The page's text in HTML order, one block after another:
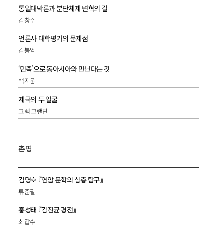
통일대박론과 분단체제 변혁의 길
김창수
언론사 대학평가의 문제점
김봉억
‘민족’으로 동아시아와 만난다는 것
백지운
제국의 두 얼굴
그렉 그랜딘
촌평
김명호 『연암 문학의 심층 탐구』
류준필
홍성태 『김진균 평전』
최갑수